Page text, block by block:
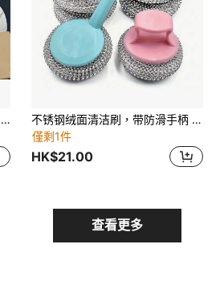
1卷（200张）/ 1卷（100张）/ 1卷（50张）超柔软微纤维无纺布厨房纸巾，适用于厨房、浴室、户外 - 非常适合圣诞派对清洁和作为礼物，浴室必备 | 装饰毛巾
不锈钢绒面清洁刷，带防滑手柄 - 重型金属清洁垫，适用于厨房、浴室和卫生间，可手动或用洗碗机清洗，配有可替换海绵
僅剩1件
HK$21.00
查看更多